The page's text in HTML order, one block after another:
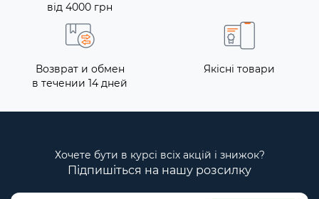
від 4000 грн
Возврат и обмен
в течении 14 дней
Якісні товари
Хочете бути в курсі всіх акцій і знижок?
Підпишіться на нашу розсилку